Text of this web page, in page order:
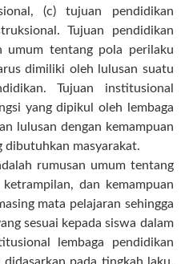
(c) tujuan pendidikan
Tujuan pendidikan
umum tentang pola perilaku
dimiliki oleh lulusan suatu
Tujuan institusional
yang dipikul oleh lembaga
lulusan dengan kemampuan
masyarakat.
rumusan umum tentang
dan kemampuan
mata pelajaran sehingga
sesuai kepada siswa dalam
lembaga pendidikan